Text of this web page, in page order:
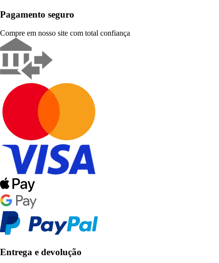
Pagamento seguro
Compre em nosso site com total confiança
Entrega e devolução